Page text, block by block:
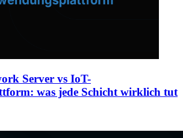
Server vs IoT-
was jede Schicht wirklich tut